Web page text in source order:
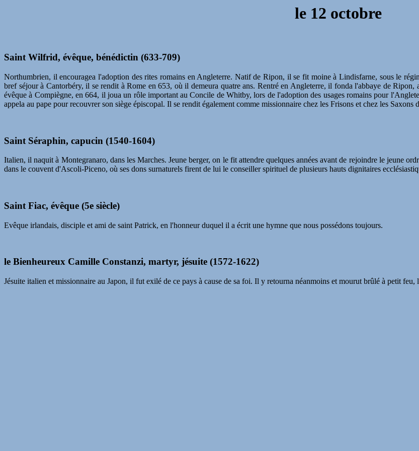
le 12 octobre
Saint Wilfrid, évêque, bénédictin (633-709)
Northumbrien, il encouragea l'adoption des rites romains en Angleterre. Natif de Ripon, il se fit moine à Lindisfarne, sous le
bref séjour à Cantorbéry, il se rendit à Rome en 653, où il demeura quatre ans. Rentré en Angleterre, il fonda l'abbaye de
évêque à Compiègne, en 664, il joua un rôle important au Concile de Whitby, lors de l'adoption des usages romains pour
appela au pape pour recouvrer son siège épiscopal. Il se rendit également comme missionnaire chez les Frisons et chez les Saxons
Saint Séraphin, capucin (1540-1604)
Italien, il naquit à Montegranaro, dans les Marches. Jeune berger, on le fit attendre quelques années avant de rejoindre le jeune
dans le couvent d'Ascoli-Piceno, où ses dons surnaturels firent de lui le conseiller spirituel de plusieurs hauts dignitaires
Saint Fiac, évêque (5e siècle)
Evêque irlandais, disciple et ami de saint Patrick, en l'honneur duquel il a écrit une hymne que nous possédons toujours.
le Bienheureux Camille Constanzi, martyr, jésuite (1572-1622)
Jésuite italien et missionnaire au Japon, il fut exilé de ce pays à cause de sa foi. Il y retourna néanmoins et mourut brûlé à petit